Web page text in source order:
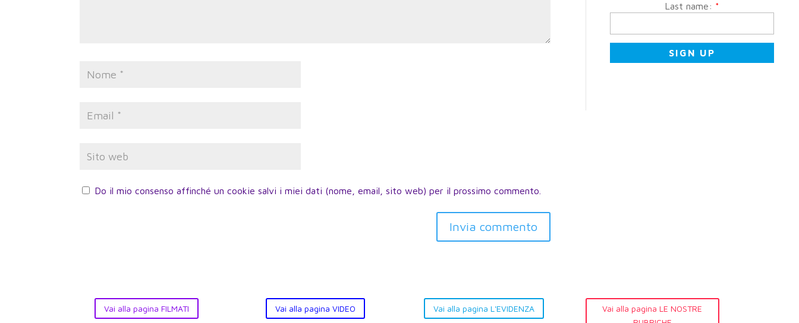
Do il mio consenso affinché un cookie salvi i miei dati (nome, email, sito web) per il prossimo commento.
Invia commento
Last name: *
Vai alla pagina FILMATI Vai alla pagina VIDEO Vai alla pagina L'EVIDENZA
Vai alla pagina LE NOSTRE